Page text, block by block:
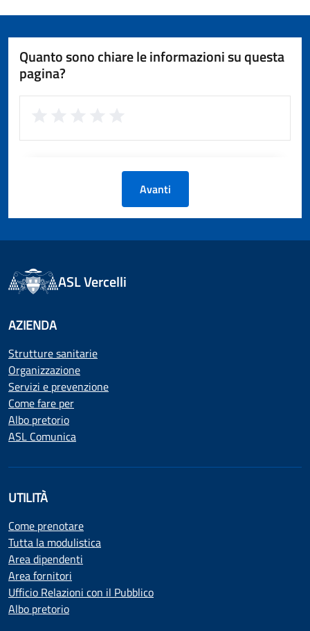
Quanto sono chiare le informazioni su questa
pagina?
Avanti
ASL Vercelli
AZIENDA
Strutture sanitarie
Organizzazione
Servizi e prevenzione
Come fare per
Albo pretorio
ASL Comunica
UTILITÀ
Come prenotare
Tutta la modulistica
Area dipendenti
Area fornitori
Ufficio Relazioni con il Pubblico
Albo pretorio